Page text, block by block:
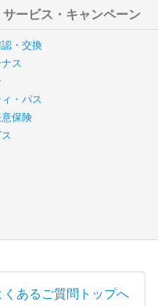
ービス・キャンペーン
・交換
ス
・パス
保険
くあるご質問トップへ